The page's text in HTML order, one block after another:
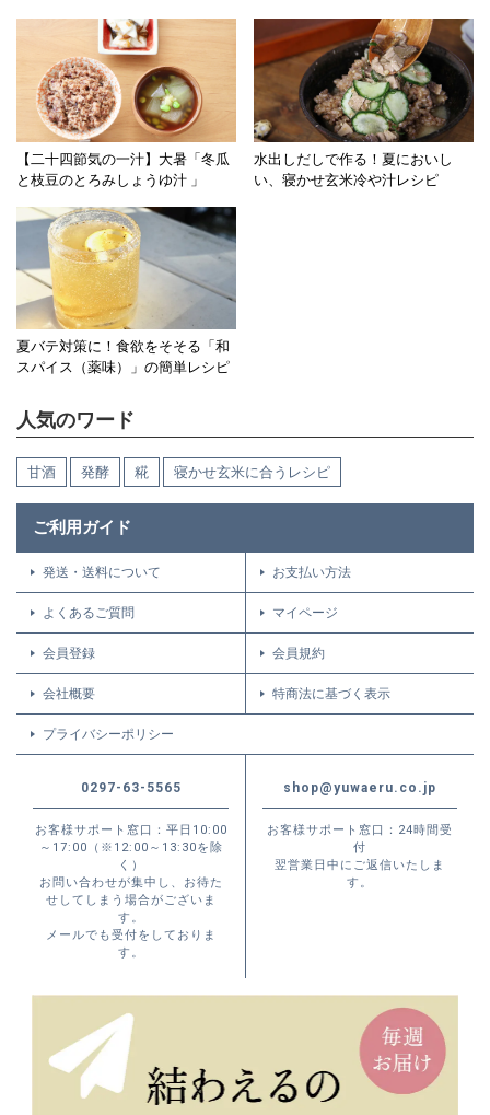
【二十四節気の一汁】大暑「冬瓜
と枝豆のとろみしょうゆ汁 」
水出しだしで作る！夏においし
い、寝かせ玄米冷や汁レシピ
夏バテ対策に！食欲をそそる「和
スパイス（薬味）」の簡単レシピ
人気のワード
甘酒 発酵 糀 寝かせ玄米に合うレシピ
ご利用ガイド
発送・送料について お支払い方法
よくあるご質問 マイページ
会員登録 会員規約
会社概要 特商法に基づく表示
プライバシーポリシー
0297-63-5565
お客様サポート窓口：平日10:00
～17:00（※12:00～13:30を除
く）
お問い合わせが集中し、お待た
せしてしまう場合がございま
す。
メールでも受付をしておりま
す。
shop@yuwaeru.co.jp
お客様サポート窓口：24時間受
付
翌営業日中にご返信いたしま
す。